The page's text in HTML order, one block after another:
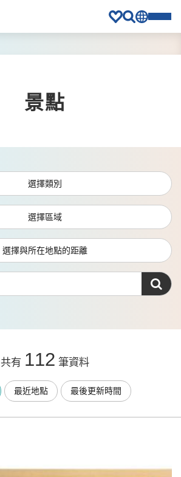
景點
選擇類別
選擇區域
選擇與所在地點的距離
共有 112 筆資料
最近地點 最後更新時間